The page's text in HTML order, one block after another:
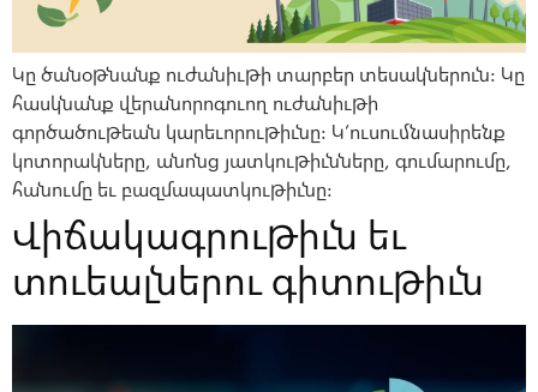
Կը ծանօթնանք ուժանիւթի տարբեր տեսակներուն: Կը
հասկնանք վերանորոգուող ուժանիւթի
գործածութեան կարեւորութիւնը: Կ’ուսումնասիրենք
կոտորակները, անոնց յատկութիւնները, գումարումը,
հանումը եւ բազմապատկութիւնը:
Վիճակագրութիւն եւ
տուեալներու գիտութիւն